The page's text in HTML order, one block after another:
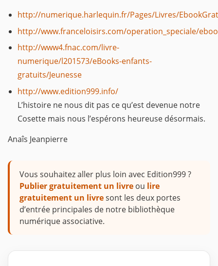
http://numerique.harlequin.fr/Pages/Livres/
http://www.franceloisirs.com/operation_speciale/
http://www4.fnac.com/livre-
numerique/l201573/eBooks-enfants-
gratuits/Jeunesse
http://www.edition999.info/
L’histoire ne nous dit pas ce qu’est devenue notre
Cosette mais nous l’espérons heureuse désormais.
Anaîs Jeanpierre
Vous souhaitez aller plus loin avec Edition999 ?
Publier gratuitement un livre ou lire
gratuitement un livresont les deux portes
d’entrée principales de notre bibliothèque
numérique associative.